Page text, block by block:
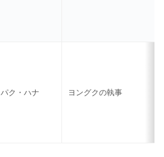
パク・ハナ ヨングクの執事